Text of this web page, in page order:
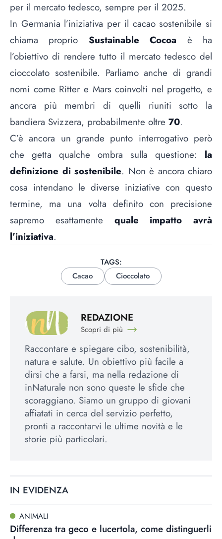
per il mercato tedesco, sempre per il 2025.
In Germania l’iniziativa per il cacao sostenibile si
chiama proprio Sustainable Cocoa è ha
l’obiettivo di rendere tutto il mercato tedesco del
cioccolato sostenibile. Parliamo anche di grandi
nomi come Ritter e Mars coinvolti nel progetto, e
ancora più membri di quelli riuniti sotto la
bandiera Svizzera, probabilmente oltre 70.
C’è ancora un grande punto interrogativo però
che getta qualche ombra sulla questione: la
definizione di sostenibile. Non è ancora chiaro
cosa intendano le diverse iniziative con questo
termine, ma una volta definito con precisione
sapremo esattamente quale impatto avrà
l’iniziativa.
TAGS:
Cacao
Cioccolato
REDAZIONE
Scopri di più
Raccontare e spiegare cibo, sostenibilità,
natura e salute. Un obiettivo più facile a
dirsi che a farsi, ma nella redazione di
inNaturale non sono queste le sfide che
scoraggiano. Siamo un gruppo di giovani
affiatati in cerca del servizio perfetto,
pronti a raccontarvi le ultime novità e le
storie più particolari.
IN EVIDENZA
ANIMALI
Differenza tra geco e lucertola, come distinguerli